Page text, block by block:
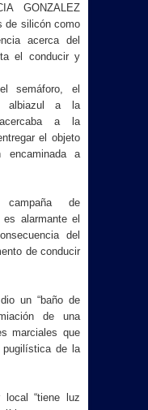
GONZALEZ
de silicóncomo
acerca del
el conducir y
semáforo, el
albiazul a la
a la
el objeto
encaminada a
de
alarmante el
del
de conducir
un “baño de
de una
marciales que
de la
local “tiene luz